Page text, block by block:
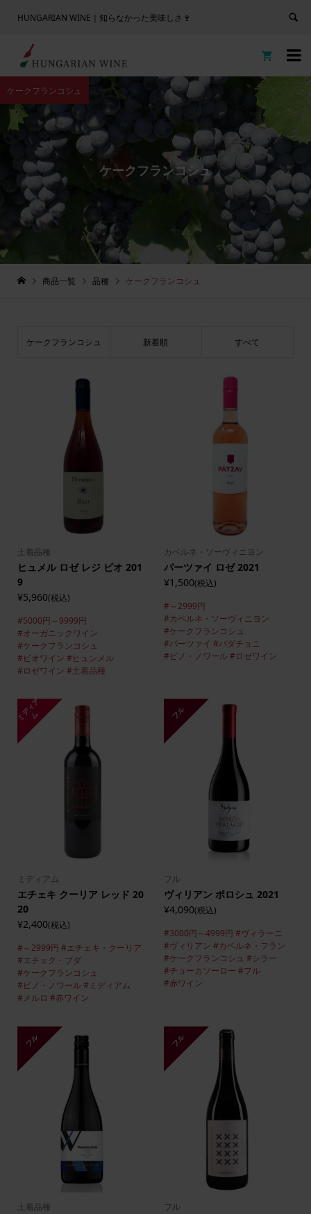
HUNGARIAN WINE｜知らなかった美味しさ🍷


ケークフランコシュ
ケークフランコシュ
商品一覧 品種 ケークフランコシュ
ケークフランコシュ 新着順 すべて
土着品種
ヒュメル ロゼ レジ ビオ 201
9
¥5,960(税込)
#5000円～9999円
#オーガニックワイン
#ケークフランコシュ
#ビオワイン #ヒュンメル
#ロゼワイン #土着品種
カベルネ・ソーヴィニヨン
パーツァイ ロゼ 2021
¥1,500(税込)
#～2999円
#カベルネ・ソーヴィニヨン
#ケークフランコシュ
#パーツァイ #バダチョニ
#ピノ・ノワール #ロゼワイン
ミ
デ
ィ
ア
ム
ミディアム
エチェキ クーリア レッド 20
20
¥2,400(税込)
#～2999円 #エチェキ・クーリア
#エチェク・ブダ
#ケークフランコシュ
#ピノ・ノワール#ミディアム
#メルロ #赤ワイン
フル
フル
ヴィリアン ボロシュ 2021
¥4,090(税込)
#3000円～4999円 #ヴィラーニ
#ヴィリアン #カベルネ・フラン
#ケークフランコシュ #シラー
#チョーカソーロー #フル
#赤ワイン
フル
土着品種
フル
フル